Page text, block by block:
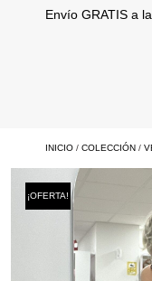
Envío GRATIS a
INICIO / COLECCIÓN /
¡OFERTA!